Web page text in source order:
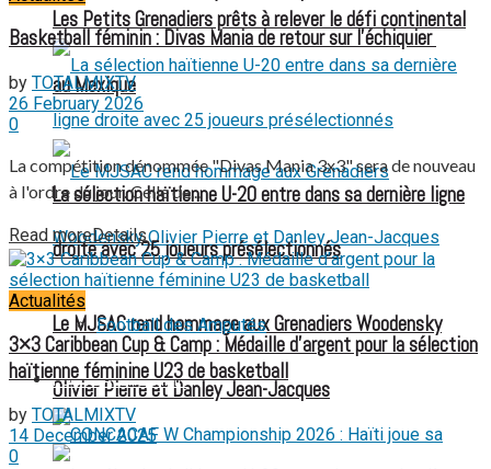
Les Petits Grenadiers prêts à relever le défi continental
au Mexique
Le MJSAC rend hommage aux Grenadiers Woodensky
Olivier Pierre et Danley Jean-Jacques
La sélection haïtienne U-20 entre dans sa dernière ligne
droite avec 25 joueurs présélectionnés
Football des Amputés
FOOTBALL FÉMININ
Basketball féminin : Divas Mania de retour sur l’échiquier
by TOTALMIXTV
26 February 2026
0
La compétition dénommée "Divas Mania 3x3" sera de nouveau
à l'ordre du jour. Celle de...
Read moreDetails
Actualités
3×3 Caribbean Cup & Camp : Médaille d’argent pour la sélection
haïtienne féminine U23 de basketball
by TOTALMIXTV
14 December 2025
0